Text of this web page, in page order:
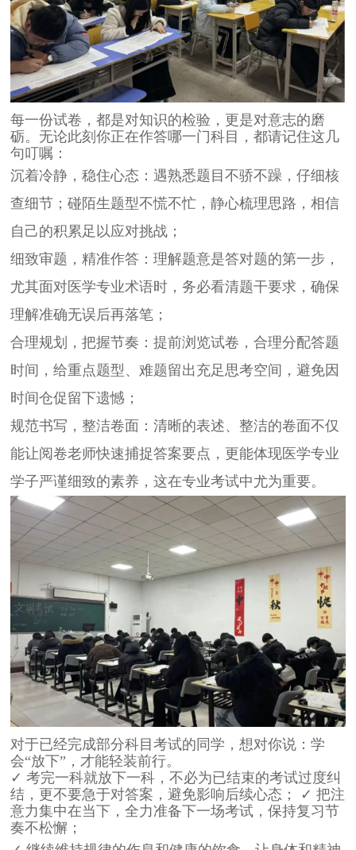
每一份试卷，都是对知识的检验，更是对意志的磨
砺。无论此刻你正在作答哪一门科目，都请记住这几
句叮嘱：
沉着冷静，稳住心态 ：遇熟悉题目不骄不躁，仔细核
查细节；碰陌生题型不慌不忙，静心梳理思路，相信
自己的积累足以应对挑战；
细致审题，精准作答 ：理解题意是答对题的第一步，
尤其面对医学专业术语时，务必看清题干要求，确保
理解准确无误后再落笔；
合理规划，把握节奏 ：提前浏览试卷，合理分配答题
时间，给重点题型、难题留出充足思考空间，避免因
时间仓促留下遗憾；
规范书写，整洁卷面 ：清晰的表述、整洁的卷面不仅
能让阅卷老师快速捕捉答案要点，更能体现医学专业
学子严谨细致的素养，这在专业考试中尤为重要。
对于已经完成部分科目考试的同学，想对你说：学
会“放下”，才能轻装前行。
✓ 考完一科就放下一科，不必为已结束的考试过度纠
结，更不要急于对答案，避免影响后续心态； ✓ 把注
意力集中在当下，全力准备下一场考试，保持复习节
奏不松懈；